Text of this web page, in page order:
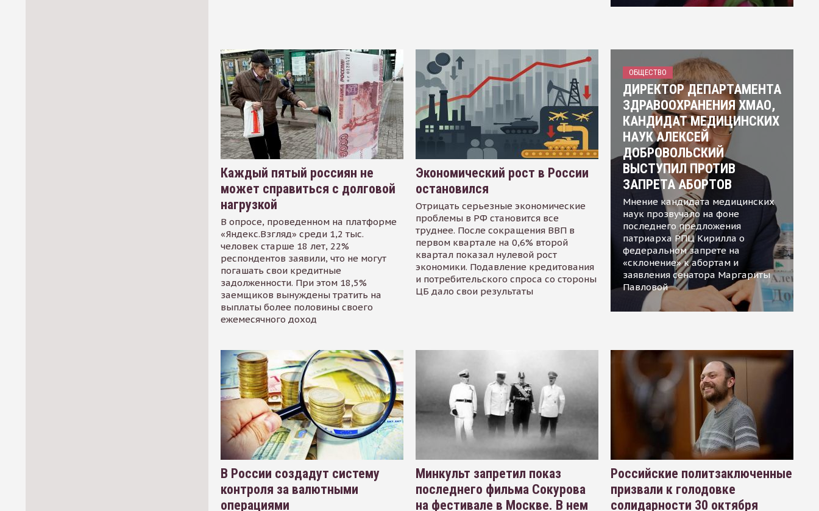
Каждый пятый россиян не
может справиться с долговой
нагрузкой
В опросе, проведенном на платформе
«Яндекс.Взгляд» среди 1,2 тыс.
человек старше 18 лет, 22%
респондентов заявили, что не могут
погашать свои кредитные
задолженности. При этом 18,5%
заемщиков вынуждены тратить на
выплаты более половины своего
ежемесячного доход
Экономический рост в России
остановился
Отрицать серьезные экономические
проблемы в РФ становится все
труднее. После сокращения ВВП в
первом квартале на 0,6% второй
квартал показал нулевой рост
экономики. Подавление кредитования
и потребительского спроса со стороны
ЦБ дало свои результаты
ОБЩЕСТВО
ДИРЕКТОР ДЕПАРТАМЕНТА
ЗДРАВООХРАНЕНИЯ ХМАО,
КАНДИДАТ МЕДИЦИНСКИХ
НАУК АЛЕКСЕЙ
ДОБРОВОЛЬСКИЙ
ВЫСТУПИЛ ПРОТИВ
ЗАПРЕТА АБОРТОВ
Мнение кандидата медицинских
наук прозвучало на фоне
последнего предложения
патриарха РПЦ Кирилла о
федеральном запрете на
«склонение» к абортам и
заявления сенатора Маргариты
Павловой
В России создадут систему
контроля за валютными
операциями
Минкульт запретил показ
последнего фильма Сокурова
на фестивале в Москве. В нем
Российские политзаключенные
призвали к голодовке
солидарности 30 октября